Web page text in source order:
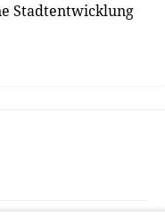
Stadtentwicklung